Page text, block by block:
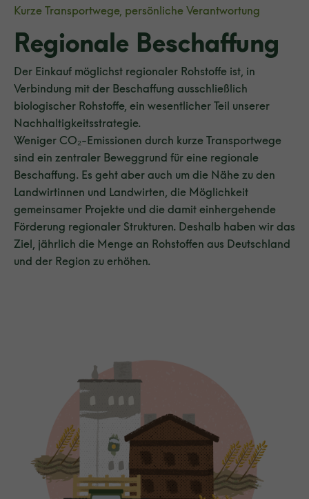
Kurze Transportwege, persönliche Verantwortung
Regionale Beschaffung
Der Einkauf möglichst regionaler Rohstoffe ist, in
Verbindung mit der Beschaffung ausschließlich
biologischer Rohstoffe, ein wesentlicher Teil unserer
Nachhaltigkeitsstrategie.
Weniger CO₂-Emissionen durch kurze Transportwege
sind ein zentraler Beweggrund für eine regionale
Beschaffung. Es geht aber auch um die Nähe zu den
Landwirtinnen und Landwirten, die Möglichkeit
gemeinsamer Projekte und die damit einhergehende
Förderung regionaler Strukturen. Deshalb haben wir das
Ziel, jährlich die Menge an Rohstoffen aus Deutschland
und der Region zu erhöhen.